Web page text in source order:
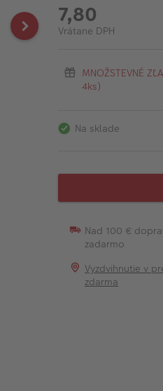
7,80
Vrátane DPH
MNOŽSTEVNÉ
4ks)
Na sklade
Nad 100 €
zadarmo
Vyzdvihnutie v
zdarma